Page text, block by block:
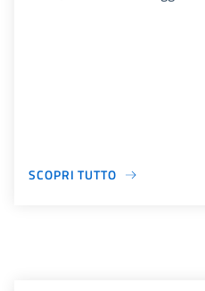
SCOPRI TUTTO